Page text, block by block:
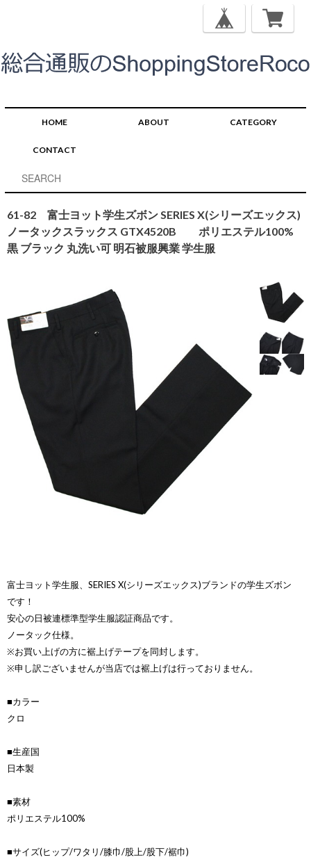
HOME ABOUT CATEGORY
CONTACT
61-82 富士ヨット学生ズボン SERIES X(シリーズエックス)
ノータックスラックス GTX4520B ポリエステル100%
黒 ブラック 丸洗い可 明石被服興業 学生服
富士ヨット学生服、SERIES X(シリーズエックス)ブランドの学生ズボン
です！
安心の日被連標準型学生服認証商品です。
ノータック仕様。
※お買い上げの方に裾上げテープを同封します。
※申し訳ございませんが当店では裾上げは行っておりません。
■カラー
クロ
■生産国
日本製
■素材
ポリエステル100%
■サイズ(ヒップ/ワタリ/膝巾/股上/股下/裾巾)